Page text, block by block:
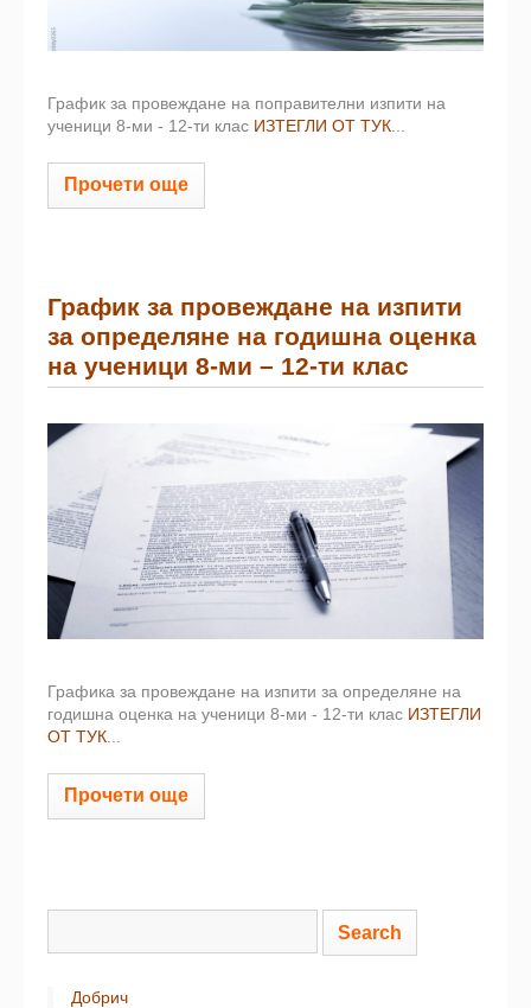
График за провеждане на поправителни изпити на
ученици 8-ми - 12-ти клас ИЗТЕГЛИ ОТ ТУК...
Прочети още
График за провеждане на изпити
за определяне на годишна оценка
на ученици 8-ми – 12-ти клас
Графика за провеждане на изпити за определяне на
годишна оценка на ученици 8-ми - 12-ти клас ИЗТЕГЛИ
ОТ ТУК
Прочети още
Добрич